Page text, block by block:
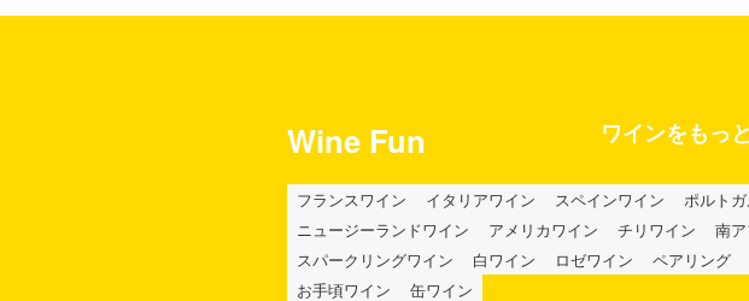
Wine Fun ワインをもっ
フランスワイン イタリアワイン スペインワイン ポルト
ニュージーランドワイン
アメリカワイン チリワイン 南
スパークリングワイン
白ワイン ロゼワイン ペアリング
お手頃ワイン
缶ワイン